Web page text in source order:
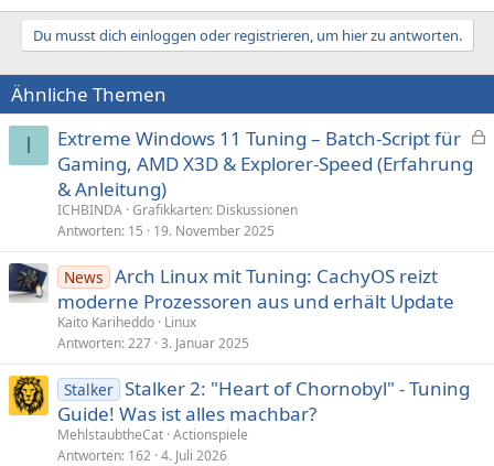
Du musst dich einloggen oder registrieren, um hier zu antworten.
Ähnliche Themen
I
r
Extreme Windows 11 Tuning – Batch-Script für
Gaming, AMD X3D & Explorer-Speed (Erfahrung
& Anleitung)
ICHBINDA Grafikkarten: Diskussionen
Antworten 15 19. November 2025
News Arch Linux mit Tuning: CachyOS reizt
moderne Prozessoren aus und erhält Update
Kaito Kariheddo Linux
Antworten 227 3. Januar 2025
Stalker Stalker 2: "Heart of Chornobyl" - Tuning
Guide! Was ist alles machbar?
MehlstaubtheCat Actionspiele
Antworten 162 4. Juli 2026